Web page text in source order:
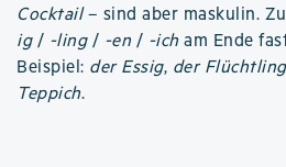
Cocktail– sind aber maskulin.
ig/ -ling/ -en / -ich am Ende
Beispiel: der Essig, der Flüchtling
Teppich.